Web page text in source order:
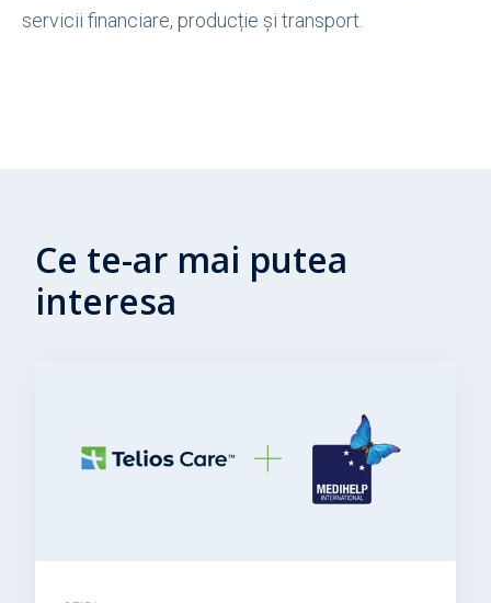
servicii financiare, producție și transport.
Ce te-ar mai putea
interesa